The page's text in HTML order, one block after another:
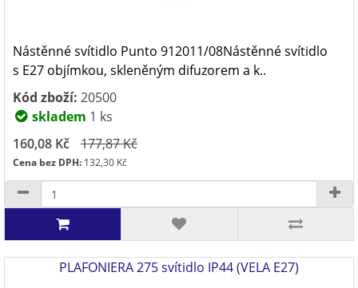
Nástěnné svítidlo Punto 912011/08Nástěnné svítidlo
s E27 objímkou, skleněným difuzorem a k..
Kód zboží: 20500
skladem 1 ks
160,08 Kč
177,87 Kč
Cena bez DPH: 132,30 Kč
PLAFONIERA 275 svítidlo IP44 (VELA E27)